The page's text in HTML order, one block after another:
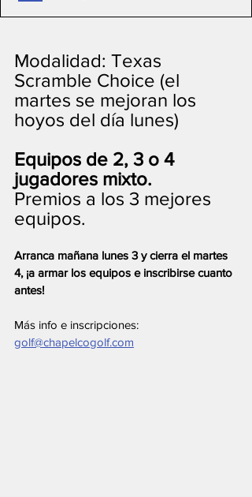
Modalidad: Texas
Scramble Choice (el
martes se mejoran los
hoyos del día lunes)
Equipos de 2, 3 o 4
jugadores mixto.
Premios a los 3 mejores
equipos.
Arranca mañana lunes 3 y cierra el martes
4, ¡a armar los equipos e inscribirse cuanto
antes!
Más info e inscripciones:
golf@chapelcogolf.com